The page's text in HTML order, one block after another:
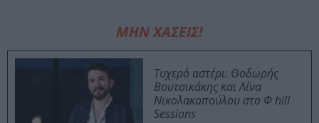
ΜΗΝ ΧΑΣΕΙΣ!
Τυχερό αστέρι: Θοδωρής
Βουτσικάκης και Λίνα
Νικολακοπούλου στο Φ hill
Sessions